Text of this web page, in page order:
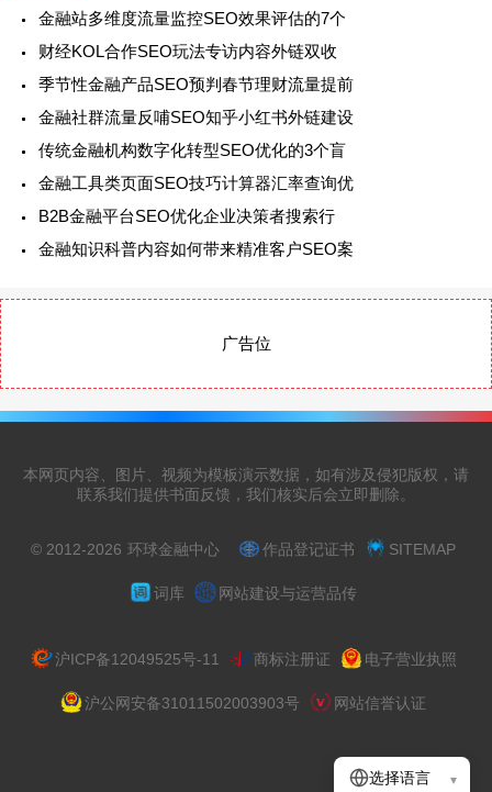
金融站多维度流量监控SEO效果评估的7个
财经KOL合作SEO玩法专访内容外链双收
季节性金融产品SEO预判春节理财流量提前
金融社群流量反哺SEO知乎小红书外链建设
传统金融机构数字化转型SEO优化的3个盲
金融工具类页面SEO技巧计算器汇率查询优
B2B金融平台SEO优化企业决策者搜索行
金融知识科普内容如何带来精准客户SEO案
广告位
本网页内容、图片、视频为模板演示数据，如有涉及侵犯版权，请
联系我们提供书面反馈，我们核实后会立即删除。
© 2012-2026 环球金融中心 作品登记证书 SITEMAP
词库 网站建设与运营品传
沪ICP备12049525号-11 商标注册证 电子营业执照
沪公网安备31011502003903号 网站信誉认证
选择语言 ▾